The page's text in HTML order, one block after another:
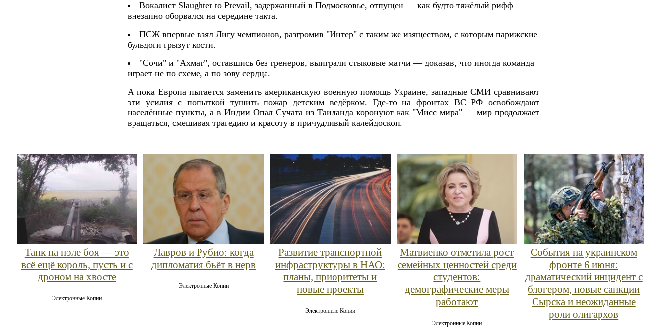
Вокалист Slaughter to Prevail, задержанный в Подмосковье, отпущен — как будто тяжёлый рифф
внезапно оборвался на середине такта.
ПСЖ впервые взял Лигу чемпионов, разгромив "Интер" с таким же изяществом, с которым парижские
бульдоги грызут кости.
"Сочи" и "Ахмат", оставшись без тренеров, выиграли стыковые матчи — доказав, что иногда команда
играет не по схеме, а по зову сердца.
А пока Европа пытается заменить американскую военную помощь Украине, западные СМИ сравнивают
эти усилия с попыткой тушить пожар детским ведёрком. Где-то на фронтах ВС РФ освобождают
населённые пункты, а в Индии Опал Сучата из Таиланда коронуют как "Мисс мира" — мир продолжает
вращаться, смешивая трагедию и красоту в причудливый калейдоскоп.
Танк на поле боя — это
всё ещё король, пусть и с
дроном на хвосте
Электронные Копии
Лавров и Рубио: когда
дипломатия бьёт в нерв
Электронные Копии
Развитие транспортной
инфраструктуры в НАО:
планы, приоритеты и
новые проекты
Электронные Копии
Матвиенко отметила рост
семейных ценностей среди
студентов:
демографические меры
работают
Электронные Копии
События на украинском
фронте 6 июня:
драматический инцидент с
блогером, новые санкции
Сырска и неожиданные
роли олигархов